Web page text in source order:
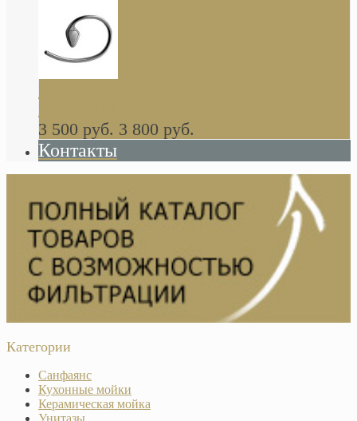
Khala Colombo аксессуары (серия) В
НАЛИЧИИ
3 500 руб. 3 800 руб.
Контакты
Категории
Санфаянс
Кухонные мойки
Керамическая мойка
Унитазы